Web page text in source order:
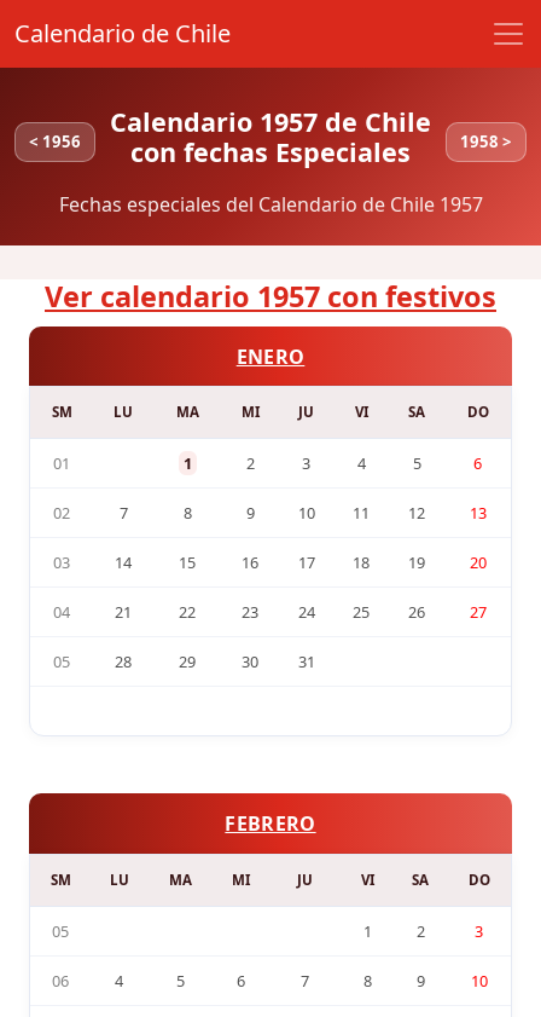
Calendario de Chile
< 1956
Calendario 1957 de Chile
con fechas Especiales
1958 >
Fechas especiales del Calendario de Chile 1957
Ver calendario 1957 con festivos
ENERO
SM LU MA MI JU VI SA DO
01 1 2 3 4 5 6
02 7 8 9 10 11 12 13
03 14 15 16 17 18 19 20
04 21 22 23 24 25 26 27
05 28 29 30 31
FEBRERO
SM LU MA MI JU VI SA DO
05 1 2 3
06 4 5 6 7 8 9 10